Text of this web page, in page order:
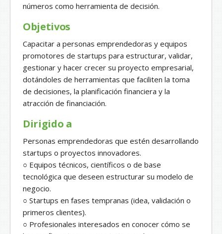
números como herramienta de decisión.
Objetivos
Capacitar a personas emprendedoras y equipos
promotores de startups para estructurar, validar,
gestionar y hacer crecer su proyecto empresarial,
dotándoles de herramientas que faciliten la toma
de decisiones, la planificación financiera y la
atracción de financiación.
Dirigido a
Personas emprendedoras que estén desarrollando
startups o proyectos innovadores.
○ Equipos técnicos, científicos o de base
tecnológica que deseen estructurar su modelo de
negocio.
○ Startups en fases tempranas (idea, validación o
primeros clientes).
○ Profesionales interesados en conocer cómo se